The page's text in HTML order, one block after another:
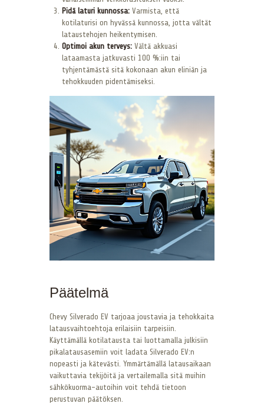
Pidä laturi kunnossa: Varmista, että
kotilaturisi on hyvässä kunnossa, jotta vältät
lataustehojen heikentymisen.
Optimoi akun terveys: Vältä akkuasi
lataamasta jatkuvasti 100 %:iin tai
tyhjentämästä sitä kokonaan akun eliniän ja
tehokkuuden pidentämiseksi.
Päätelmä
Chevy Silverado EV tarjoaa joustavia ja tehokkaita
latausvaihtoehtoja erilaisiin tarpeisiin.
Käyttämällä kotilatausta tai luottamalla julkisiin
pikalatausasemiin voit ladata Silverado EV:n
nopeasti ja kätevästi. Ymmärtämällä latausaikaan
vaikuttavia tekijöitä ja vertailemalla sitä muihin
sähkökuorma-autoihin voit tehdä tietoon
perustuvan päätöksen.